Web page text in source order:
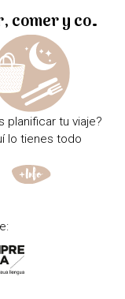
Dormir, comer y comprar
planificar tu viaje?
lo tienes todo